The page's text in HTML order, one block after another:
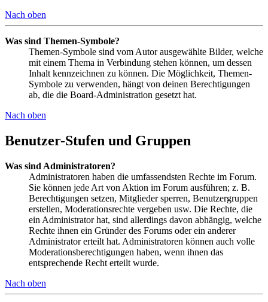
Nach oben
Was sind Themen-Symbole?
Themen-Symbole sind vom Autor ausgewählte Bilder, welche
mit einem Thema in Verbindung stehen können, um dessen
Inhalt kennzeichnen zu können. Die Möglichkeit, Themen-
Symbole zu verwenden, hängt von deinen Berechtigungen
ab, die die Board-Administration gesetzt hat.
Nach oben
Benutzer-Stufen und Gruppen
Was sind Administratoren?
Administratoren haben die umfassendsten Rechte im Forum.
Sie können jede Art von Aktion im Forum ausführen; z. B.
Berechtigungen setzen, Mitglieder sperren, Benutzergruppen
erstellen, Moderationsrechte vergeben usw. Die Rechte, die
ein Administrator hat, sind allerdings davon abhängig, welche
Rechte ihnen ein Gründer des Forums oder ein anderer
Administrator erteilt hat. Administratoren können auch volle
Moderationsberechtigungen haben, wenn ihnen das
entsprechende Recht erteilt wurde.
Nach oben